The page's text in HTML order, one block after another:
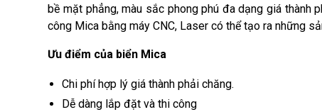
bề mặt phẳng, màu sắc phong phú đa dạng giá thành
công Mica bằng máy CNC, Laser có thể tạo ra những
Ưu điểm của biển Mica
Chi phí hợp lý giá thành phải chăng.
Dễ dàng lắp đặt và thi công